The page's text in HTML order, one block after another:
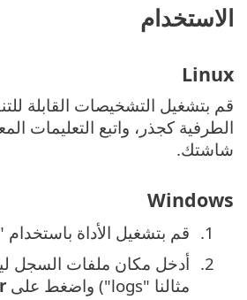
الاستخدام
Linux
قم بتشغيل التشخيصات القابلة
الطرفية كجذر، واتبع التعليمات
شاشتك.
Windows
قم بتشغيل الأداة باستخدام
أدخل مكان ملفات السجل
مثالنا "‎logs") واضغط على